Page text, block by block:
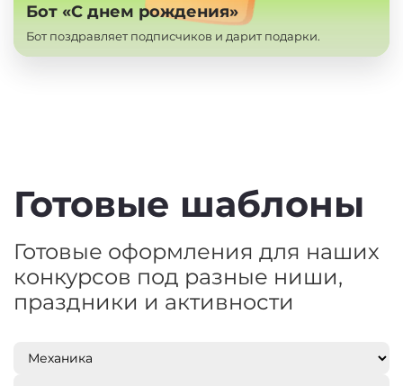
Бот «С днем рождения»
Бот поздравляет подписчиков и дарит подарки.
Готовые шаблоны
Готовые оформления для наших
конкурсов под разные ниши,
праздники и активности